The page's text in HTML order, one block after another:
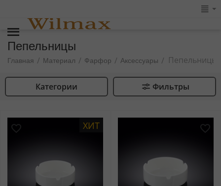
Пепельницы
Главная / Материал / Фарфор / Аксессуары / Пепельницы
Категории Фильтры
ХИТ